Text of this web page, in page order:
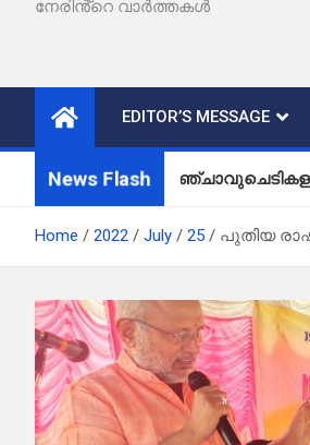
നേരിൻ്റെ വാർത്തകൾ
EDITOR’S MESSAGE
News Flash
കഞ്ചാവുചെടികളും കഞ്ചാവും
Home 2022 July 25 പുതിയ